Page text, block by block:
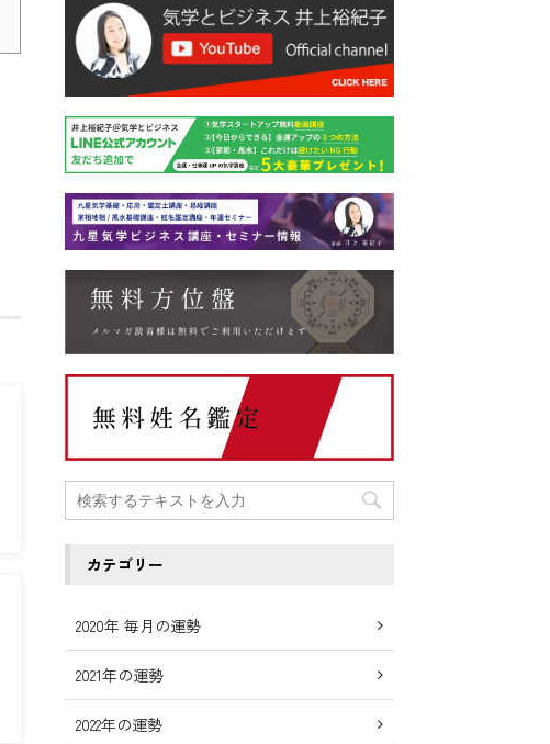
カテゴリー
2020年 毎月の運勢
2021年の運勢
2022年の運勢